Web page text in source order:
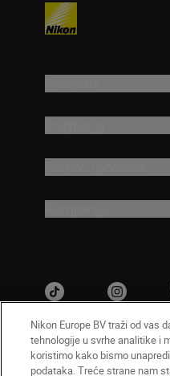
SR Nikon Sites
Nikon Europe BV traži od vas
tehnologije u svrhe analitike i
koristimo kako bismo
podataka. Treće strane nam